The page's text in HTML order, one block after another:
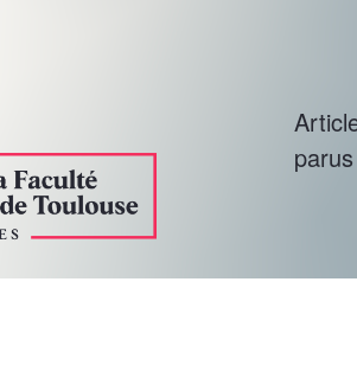
parus